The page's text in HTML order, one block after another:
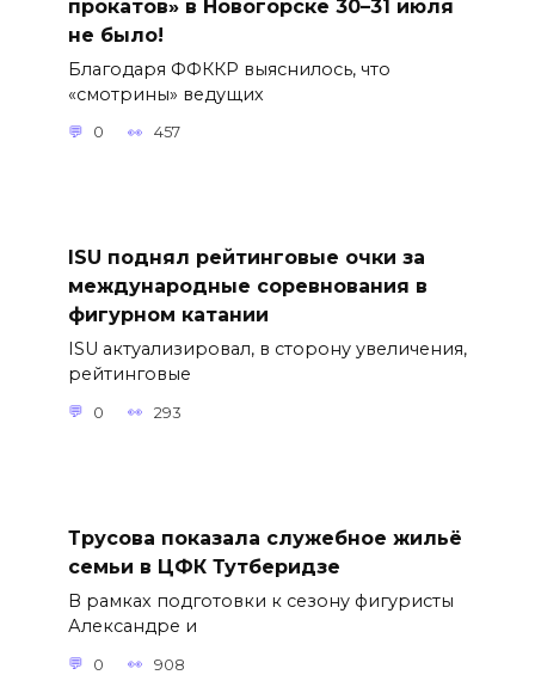
прокатов» в Новогорске 30–31 июля
не было!
Благодаря ФФККР выяснилось, что
«смотрины» ведущих
0 457
ISU поднял рейтинговые очки за
международные соревнования в
фигурном катании
ISU актуализировал, в сторону увеличения,
рейтинговые
0 293
Трусова показала служебное жильё
семьи в ЦФК Тутберидзе
В рамках подготовки к сезону фигуристы
Александре и
0 908